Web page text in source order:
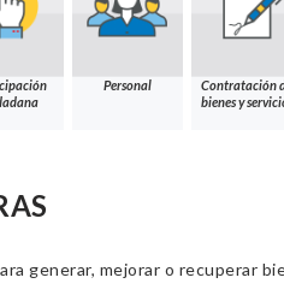
Personal
Contratación
bienes y
generar, mejorar o recuperar